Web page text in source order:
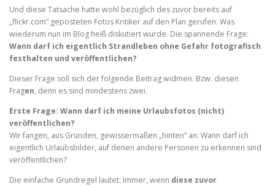
Und diese Tatsache hatte wohl bezüglich des zuvor bereits auf
„flickr.com“ geposteten Fotos Kritiker auf den Plan gerufen. Was
wiederum nun im Blog heiß diskutiert wurde. Die spannende Frage:
Wann darf ich eigentlich Strandleben ohne Gefahr fotografisch
festhalten und veröffentlichen?
Dieser Frage soll sich der folgende Beitrag widmen. Bzw. diesen
Fragen, denn es sind mindestens zwei.
Erste Frage: Wann darf ich meine Urlaubsfotos (nicht)
veröffentlichen?
Wir fangen, aus Gründen, gewissermaßen „hinten“ an: Wann darf ich
eigentlich Urlaubsbilder, auf denen andere Personen zu erkennen sind
veröffentlichen?
Die einfache Grundregel lautet: Immer, wenn diese zuvor